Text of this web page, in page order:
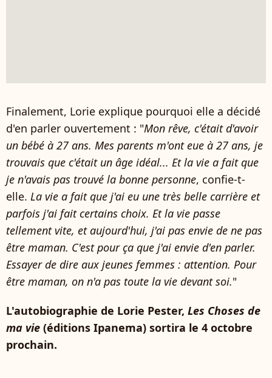
Finalement, Lorie explique pourquoi elle a décidé
d'en parler ouvertement : "Mon rêve, c'était d'avoir
un bébé à 27 ans. Mes parents m'ont eue à 27 ans, je
trouvais que c'était un âge idéal... Et la vie a fait que
je n'avais pas trouvé la bonne personne, confie-t-
elle. La vie a fait que j'ai eu une très belle carrière et
parfois j'ai fait certains choix. Et la vie passe
tellement vite, et aujourd'hui, j'ai pas envie de ne pas
être maman. C'est pour ça que j'ai envie d'en parler.
Essayer de dire aux jeunes femmes : attention. Pour
être maman, on n'a pas toute la vie devant soi."
L'autobiographie de Lorie Pester, Les Choses de
ma vie (éditions Ipanema) sortira le 4 octobre
prochain.